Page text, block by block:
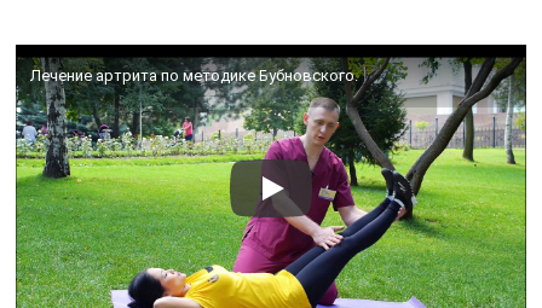
Лечение артрита по методике Бубновского.